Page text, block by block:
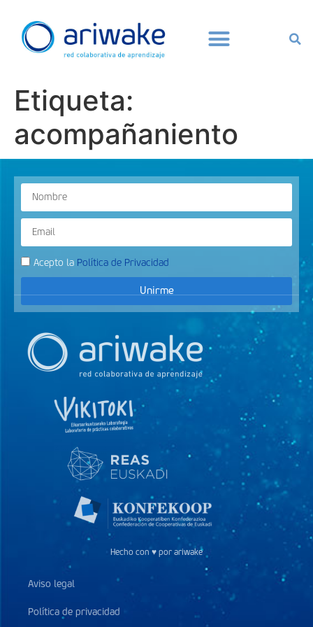
Etiqueta:
acompañaniento
Acepto la Política de Privacidad
Unirme
Hecho con ♥ por ariwake
Aviso legal
Política de privacidad